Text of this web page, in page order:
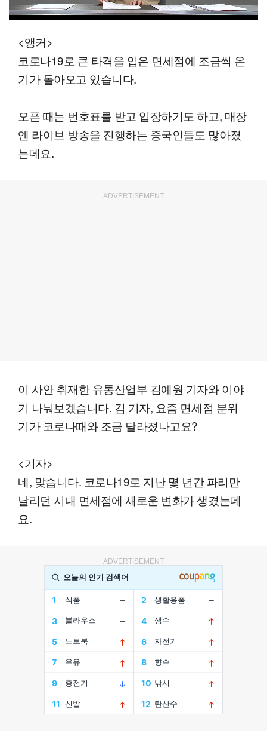
<앵커>
코로나19로 큰 타격을 입은 면세점에 조금씩 온
기가 돌아오고 있습니다.
오픈 때는 번호표를 받고 입장하기도 하고, 매장
엔 라이브 방송을 진행하는 중국인들도 많아졌
는데요.
ADVERTISEMENT
이 사안 취재한 유통산업부 김예원 기자와 이야
기 나눠보겠습니다. 김 기자, 요즘 면세점 분위
기가 코로나때와 조금 달라졌나고요?
<기자>
네, 맞습니다. 코로나19로 지난 몇 년간 파리만
날리던 시내 면세점에 새로운 변화가 생겼는데
요.
ADVERTISEMENT